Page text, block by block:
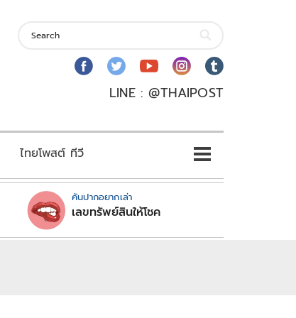
LINE : @THAIPOST
ไทยโพสต์ ทีวี
คันปากอยากเล่า
เลขทรัพย์สินให้โชค